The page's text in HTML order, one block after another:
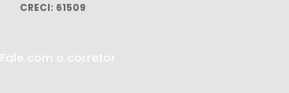
CRECI: 61509
Fale com o corretor